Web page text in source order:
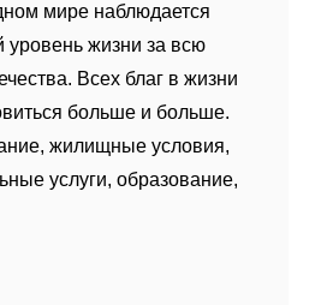
мире наблюдается
жизни за всю
Всех благ в жизни
больше и больше.
жилищные условия,
услуги, образование,